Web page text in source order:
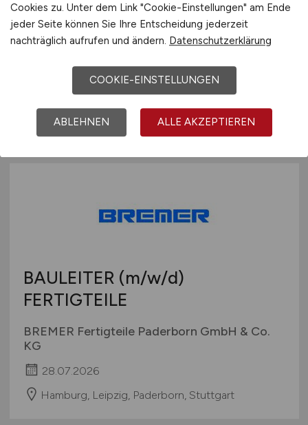
BAULEITER(m/w/d)
SCHLÜSSELFERTIGBAU
BREMER West GmbH & Co. KG
28.07.2026
Paderborn
BAULEITER (m/w/d)
FERTIGTEILE
BREMER Fertigteile Paderborn GmbH & Co.
KG
28.07.2026
Hamburg, Leipzig, Paderborn, Stuttgart
Cookies zu. Unter dem Link "Cookie-Einstellungen" am Ende
jeder Seite können Sie Ihre Entscheidung jederzeit
nachträglich aufrufen und ändern. Datenschutzerklärung
COOKIE-EINSTELLUNGEN
ABLEHNEN ALLE AKZEPTIEREN